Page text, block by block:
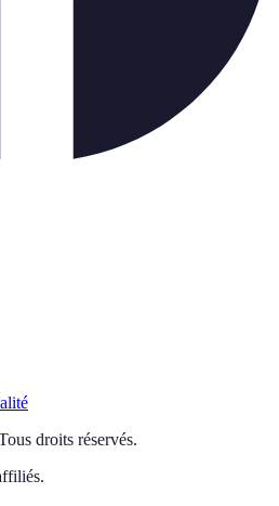
droits réservés.